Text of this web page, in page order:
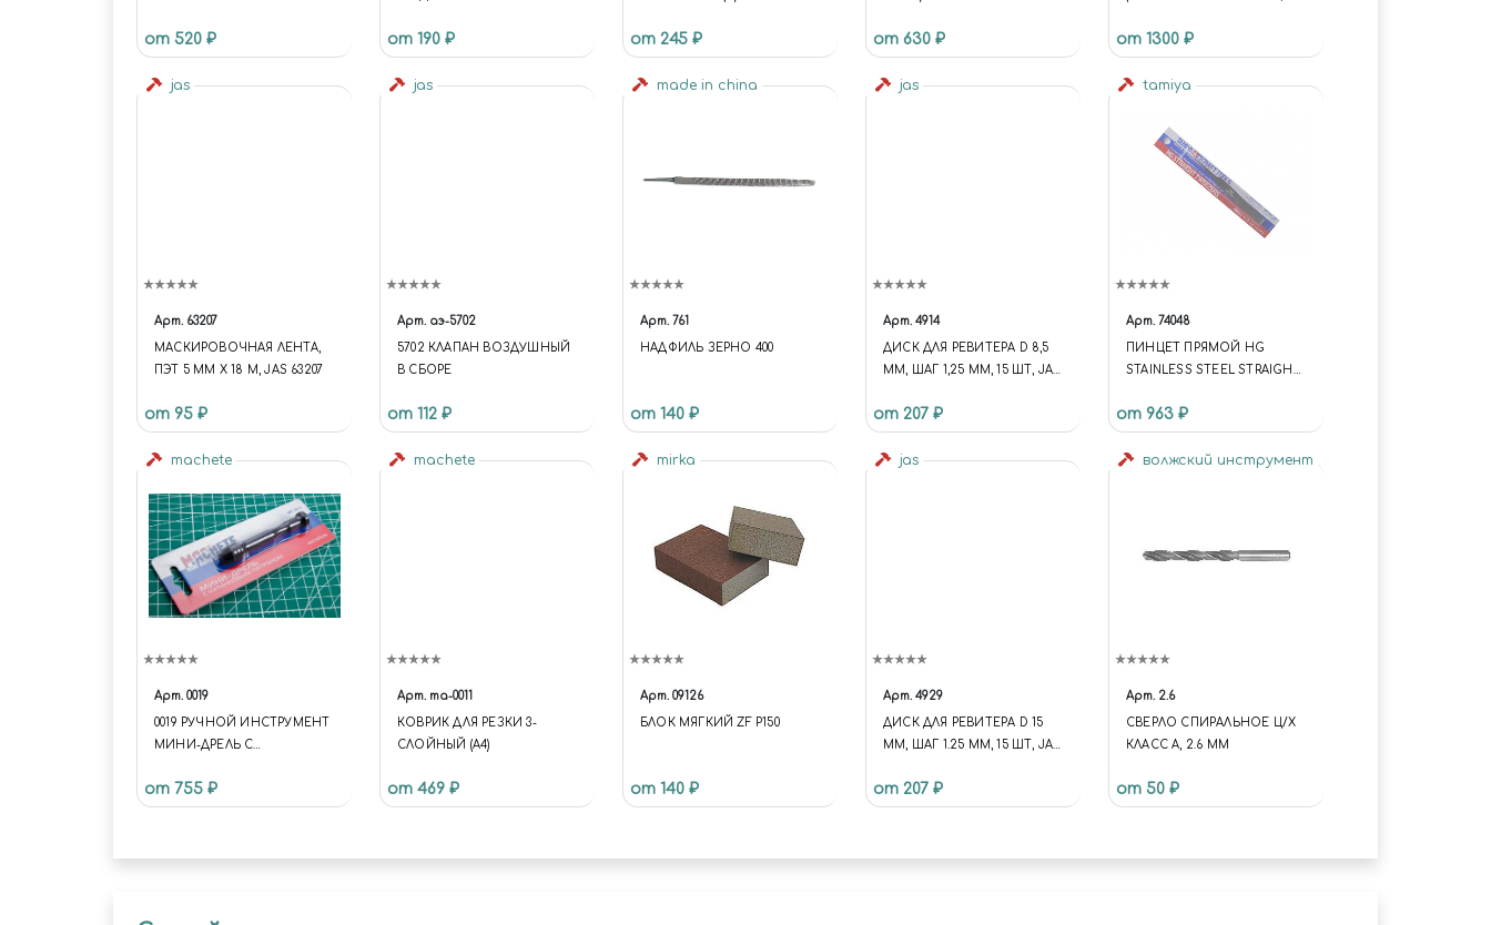
от 520 ₽ от 190 ₽ от 245 ₽ от 630 ₽ от 1300 ₽
jas
Арт. 63207
МАСКИРОВОЧНАЯ ЛЕНТА,
ПЭТ 5 ММ Х 18 М, JAS 63207
от 95 ₽
jas
Арт. аэ-5702
5702 КЛАПАН ВОЗДУШНЫЙ
В СБОРЕ
от 112 ₽
made in china
Арт. 761
НАДФИЛЬ ЗЕРНО 400
от 140 ₽
jas
Арт. 4914
ДИСК ДЛЯ РЕВИТЕРА D 8,5
ММ, ШАГ 1,25 ММ, 15 ШТ, JAS
от 207 ₽
tamiya
Арт. 74048
ПИНЦЕТ ПРЯМОЙ HG
STAINLESS STEEL STRAIGHT
от 963 ₽
machete
Арт. 0019
0019 РУЧНОЙ ИНСТРУМЕНТ
МИНИ-ДРЕЛЬ С
от 755 ₽
machete
Арт. ma-0011
КОВРИК ДЛЯ РЕЗКИ 3-
СЛОЙНЫЙ (A4)
от 469 ₽
mirka
Арт. 09126
БЛОК МЯГКИЙ ZF P150
от 140 ₽
jas
Арт. 4929
ДИСК ДЛЯ РЕВИТЕРА D 15
ММ, ШАГ 1.25 ММ, 15 ШТ, JAS
от 207 ₽
волжский инструмент
Арт. 2.6
СВЕРЛО СПИРАЛЬНОЕ Ц/Х
КЛАСС А, 2.6 ММ
от 50 ₽